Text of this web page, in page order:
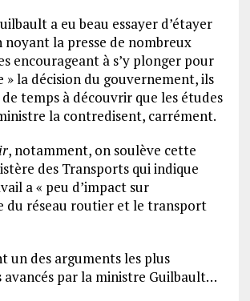
a eu beau essayer d’étayer
noyant la presse de nombreux
encourageant à s’y plonger pour
» la décision du gouvernement, ils
de temps à découvrir que les études
la contredisent, carrément.
, notamment, on soulève cette
des Transports qui indique
a « peu d’impact sur
du réseau routier et le transport
un des arguments les plus
par la ministre Guilbault…